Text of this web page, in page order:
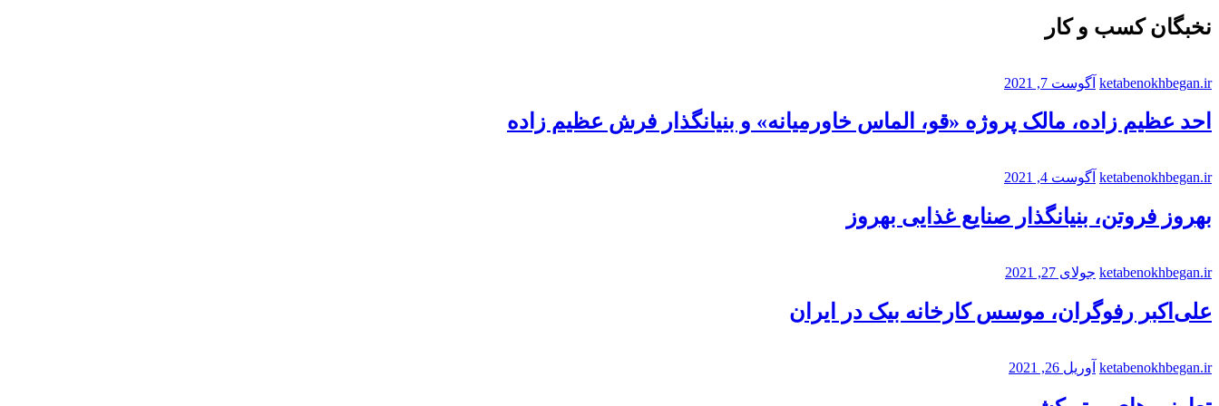
نخبگان کسب و کار
ketabenokhbegan.ir آگوست 7, 2021
احد عظیم زاده، مالک پروژه «قو، الماس خاورمیانه» و بنیانگذار فرش عظیم زاده
ketabenokhbegan.ir آگوست 4, 2021
بهروز فروتن، بنیانگذار صنایع غذایی بهروز
ketabenokhbegan.ir جولای 27, 2021
علی‌اکبر رفوگران، موسس کارخانه بیک در ایران
ketabenokhbegan.ir آوریل 26, 2021